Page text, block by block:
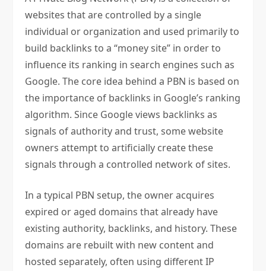
websites that are controlled by a single
individual or organization and used primarily to
build backlinks to a “money site” in order to
influence its ranking in search engines such as
Google. The core idea behind a PBN is based on
the importance of backlinks in Google’s ranking
algorithm. Since Google views backlinks as
signals of authority and trust, some website
owners attempt to artificially create these
signals through a controlled network of sites.
In a typical PBN setup, the owner acquires
expired or aged domains that already have
existing authority, backlinks, and history. These
domains are rebuilt with new content and
hosted separately, often using different IP